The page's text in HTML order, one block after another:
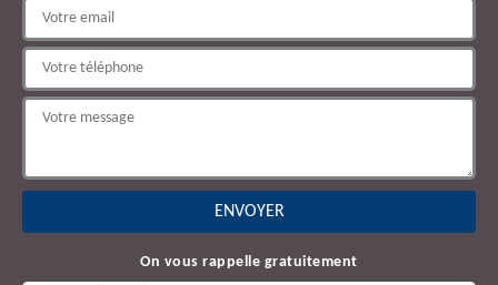
On vous rappelle gratuitement